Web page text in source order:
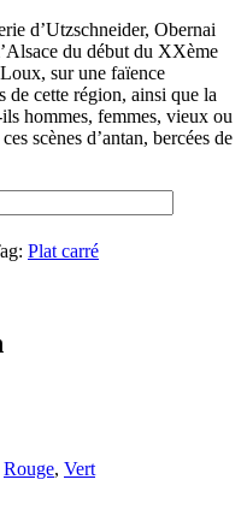
d’Utzschneider, Obernai
du début du XXème
sur une faïence
de cette région, ainsi que la
hommes, femmes, vieux ou
scènes d’antan, bercées de
Plat carré
Rouge, Vert